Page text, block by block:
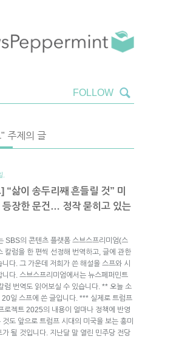
주제의 글
“삶이 송두리째 흔들릴 것” 미
등장한 문건… 정작 묻히고 있는
SBS의 콘텐츠 플랫폼 스브스프리미엄(스
칼럼을 한 편씩 선정해 번역하고, 글에 관한
다. 그 가운데 저희가 쓴 해설을 스프와 시
니다. 스브스프리미엄에서는 뉴스페퍼민트
럼 번역도 읽어보실 수 있습니다. ** 오늘 소
20일 스프에 쓴 글입니다. *** 실제로 트럼프
로젝트 2025의 내용이 얼마나 정책에 반영
도 앞으로 트럼프 시대의 미국을 보는 흥미
가 될 것입니다. 지난달 말 열린 민주당 전당